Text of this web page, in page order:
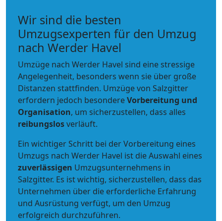
Wir sind die besten
Umzugsexperten für den Umzug
nach Werder Havel
Umzüge nach Werder Havel sind eine stressige
Angelegenheit, besonders wenn sie über große
Distanzen stattfinden. Umzüge von Salzgitter
erfordern jedoch besondereVorbereitung und
Organisation, um sicherzustellen, dass alles
reibungslosverläuft.
Ein wichtiger Schritt bei der Vorbereitung eines
Umzugs nach Werder Havel ist die Auswahl eines
zuverlässigen Umzugsunternehmens in
Salzgitter. Es ist wichtig, sicherzustellen, dass das
Unternehmen über die erforderliche Erfahrung
und Ausrüstung verfügt, um den Umzug
erfolgreich durchzuführen.